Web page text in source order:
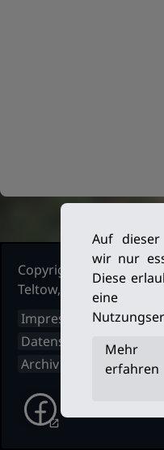
Copyright Ruderclub
Teltow, 2026. Alle
Impressum
Datenschutz
Archiv
Auf
wir nur
Diese
eine
Mehr
erfahren